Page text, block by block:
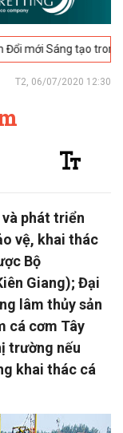
tạo trong Ngành
T2, 06/07/2020 12:30
và phát triển
vệ, khai thác
Bộ
Giang); Đại
lâm thủy sản
cá cơm Tây
trường nếu
khai thác cá